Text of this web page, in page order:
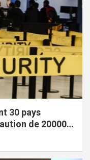
30 pays
de 20000